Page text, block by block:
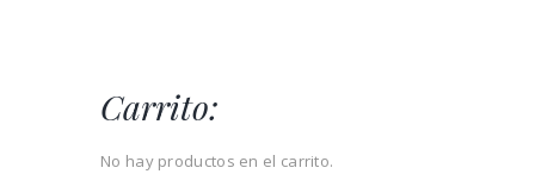
Carrito:
No hay productos en el carrito.